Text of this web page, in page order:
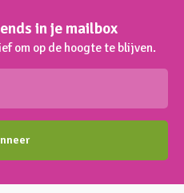
in je mailbox
om op de hoogte te blijven.